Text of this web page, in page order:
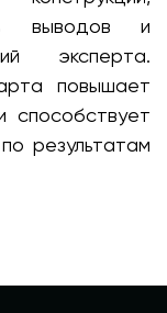
выводов и
эксперта.
повышает
способствует
результатам